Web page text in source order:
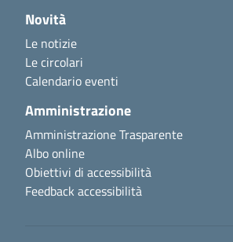
Novità
Le notizie
Le circolari
Calendario eventi
Amministrazione
Amministrazione Trasparente
Albo online
Obiettivi di accessibilità
Feedback accessibilità